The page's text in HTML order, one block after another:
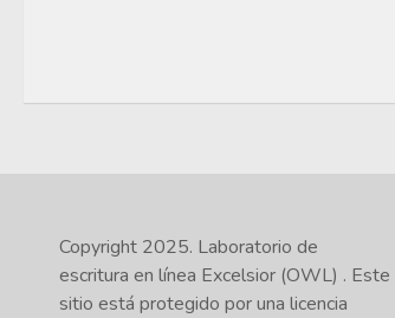
Copyright 2025. Laboratorio de
escritura en línea Excelsior (OWL) . Este
sitio está protegido por una licencia